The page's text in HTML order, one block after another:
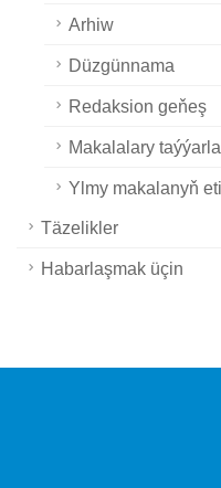
Arhiw
Düzgünnama
Redaksion geňeş
Makalalary
Ylmy makalanyň
Täzelikler
Habarlaşmak üçin